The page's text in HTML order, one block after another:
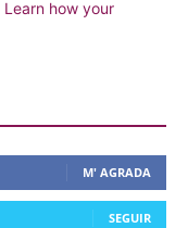
Learn how your
M' AGRADA
SEGUIR